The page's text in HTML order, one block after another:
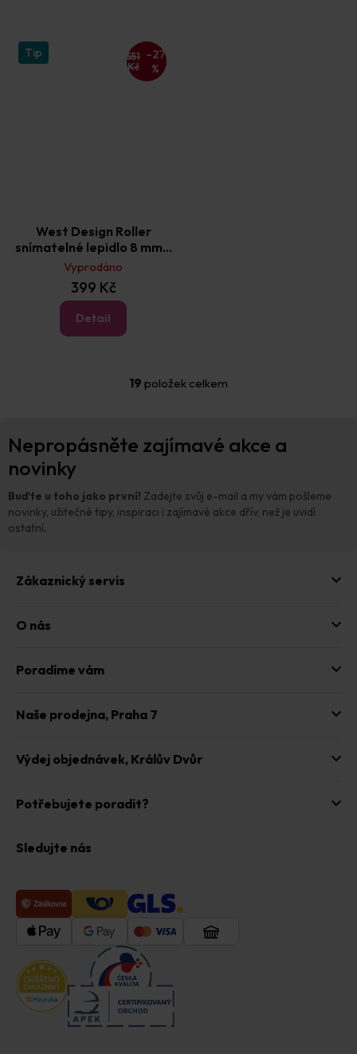
Tip
551
Kč
–27
%
West Design Roller
snímatelné lepidlo 8 mm ×
10 m 5 ks + náhradní náplň
2 ks
Vyprodáno
399 Kč
Detail
O
d
í
p
19 položek celkem
Nepropásněte zajímavé akce a
novinky
Buďte u toho jako první! Zadejte svůj e-mail a my vám pošleme
novinky, užitečné tipy, inspiraci i zajímavé akce dřív, než je uvidí
ostatní.
Zákaznický servis
O nás
Poradíme vám
Naše prodejna, Praha 7
Výdej objednávek, Králův Dvůr
Potřebujete poradit?
Sledujte nás